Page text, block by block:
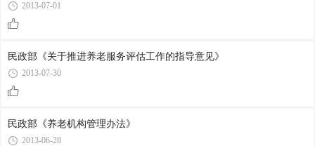
2013-07-01
民政部《关于推进养老服务评估工作的指导意见》
2013-07-30
民政部《养老机构管理办法》
2013-06-28